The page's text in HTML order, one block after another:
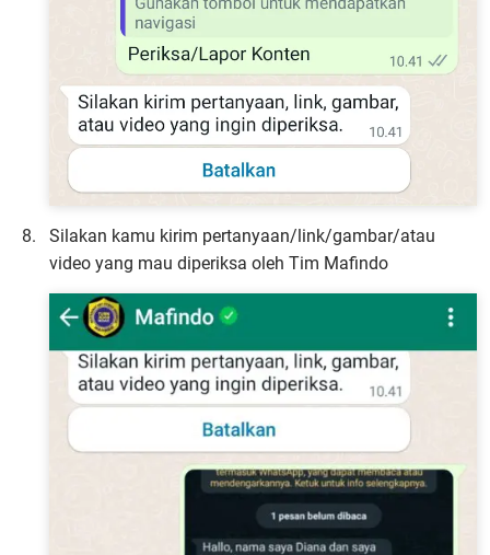
Silakan kamu kirim pertanyaan/link/gambar/atau
video yang mau diperiksa oleh Tim Mafindo